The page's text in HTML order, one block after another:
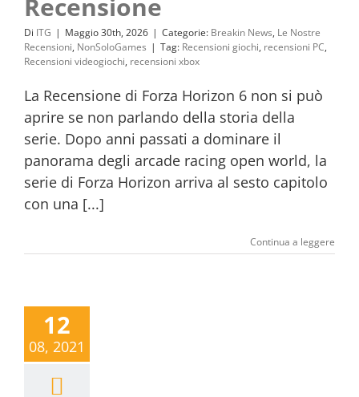
Recensione
Di ITG | Maggio 30th, 2026 | Categorie: Breakin News, Le Nostre
Recensioni, NonSoloGames | Tag: Recensioni giochi, recensioni PC,
Recensioni videogiochi, recensioni xbox
La Recensione di Forza Horizon 6 non si può
aprire se non parlando della storia della
serie. Dopo anni passati a dominare il
panorama degli arcade racing open world, la
serie di Forza Horizon arriva al sesto capitolo
con una [...]
Continua a leggere
12
08, 2021